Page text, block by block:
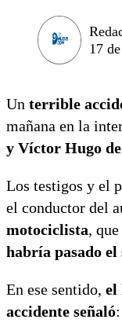
17
Un terrible
mañana en la
y Víctor Hugo
Los testigos y el
el conductor del
motociclista,
habría pasado
En ese sentido, el
accidente señaló: